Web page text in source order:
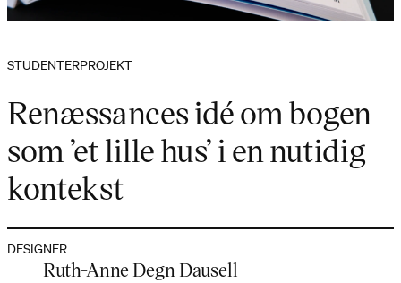
STUDENTERPROJEKT
Renæssances idé om bogen
som ’et lille hus’ i en nutidig
kontekst
DESIGNER
Ruth-Anne Degn Dausell